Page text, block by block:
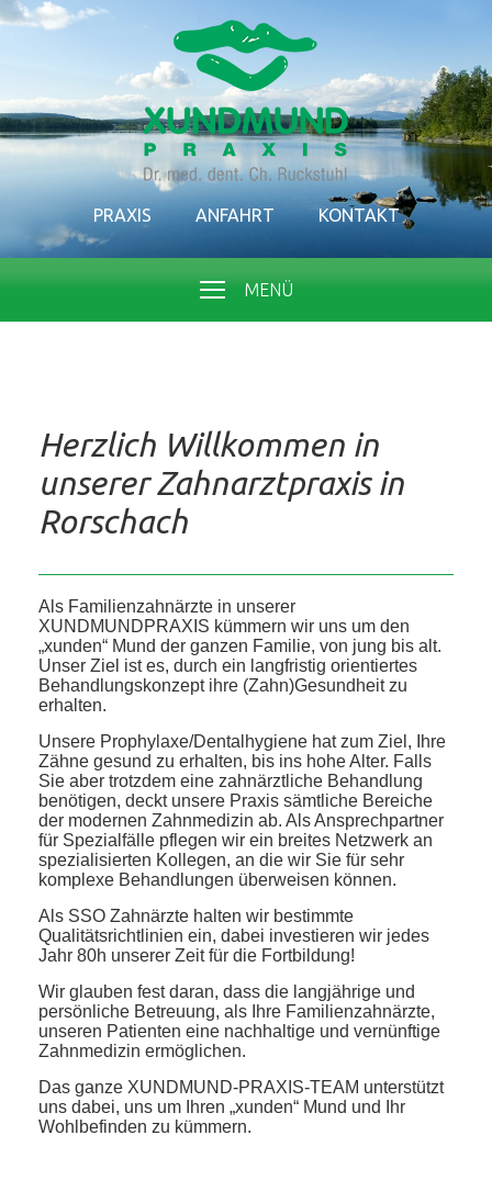
PRAXIS ANFAHRT KONTAKT
MENÜ
Herzlich Willkommen in
unserer Zahnarztpraxis in
Rorschach
Als Familienzahnärzte in unserer
XUNDMUNDPRAXIS kümmern wir uns um den
„xunden“ Mund der ganzen Familie, von jung bis alt.
Unser Ziel ist es, durch ein langfristig orientiertes
Behandlungskonzept ihre (Zahn)Gesundheit zu
erhalten.
Unsere Prophylaxe/Dentalhygiene hat zum Ziel, Ihre
Zähne gesund zu erhalten, bis ins hohe Alter. Falls
Sie aber trotzdem eine zahnärztliche Behandlung
benötigen, deckt unsere Praxis sämtliche Bereiche
der modernen Zahnmedizin ab. Als Ansprechpartner
für Spezialfälle pflegen wir ein breites Netzwerk an
spezialisierten Kollegen, an die wir Sie für sehr
komplexe Behandlungen überweisen können.
Als SSO Zahnärzte halten wir bestimmte
Qualitätsrichtlinien ein, dabei investieren wir jedes
Jahr 80h unserer Zeit für die Fortbildung!
Wir glauben fest daran, dass die langjährige und
persönliche Betreuung, als Ihre Familienzahnärzte,
unseren Patienten eine nachhaltige und vernünftige
Zahnmedizin ermöglichen.
Das ganze XUNDMUND-PRAXIS-TEAM unterstützt
uns dabei, uns um Ihren „xunden“ Mund und Ihr
Wohlbefinden zu kümmern.